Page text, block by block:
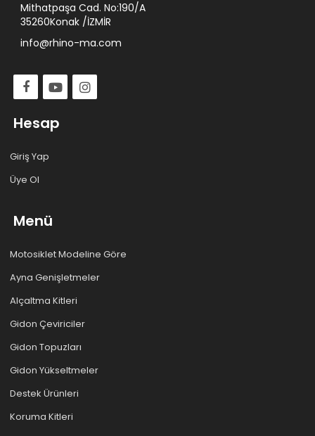
Mithatpaşa Cad. No:190/A
35260Konak /İZMİR
info@rhino-ma.com
Hesap
Giriş Yap
Üye Ol
Menü
Motosiklet Modeline Göre
Ayna Genişletmeler
Alçaltma Kitleri
Gidon Çeviriciler
Gidon Topuzları
Gidon Yükseltmeler
Destek Ürünleri
Koruma Kitleri